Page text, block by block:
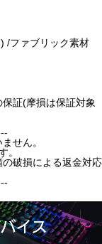
/ファブリック素材
証(摩損は保証対象
せん。
。
の破損による返金対応